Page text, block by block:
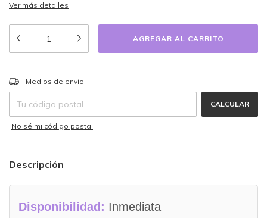
Ver más detalles
Entregas para el CP:
Medios de envío
CALCULAR
No sé mi código postal
Descripción
Disponibilidad: Inmediata